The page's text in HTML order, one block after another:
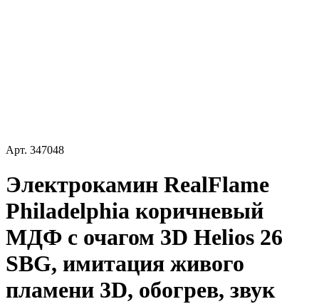
Арт. 347048
Электрокамин RealFlame
Philadelphia коричневый
МДФ с очагом 3D Helios 26
SBG, имитация живого
пламени 3D, обогрев, звук